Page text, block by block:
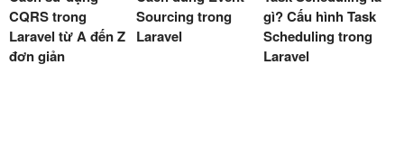
CQRS trong
Laravel từ A đến Z
đơn giản
Sourcing trong
Laravel
gì? Cấu hình Task
Scheduling trong
Laravel